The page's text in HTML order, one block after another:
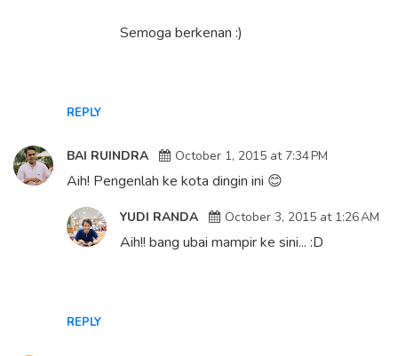
REPLY
Semoga berkenan :)
BAI RUINDRA October 1, 2015 at 7:34 PM
Aih! Pengenlah ke kota dingin ini 😊
REPLY
YUDI RANDA October 3, 2015 at 1:26 AM
Aih!! bang ubai mampir ke sini... :D